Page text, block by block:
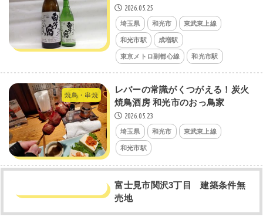
2026.05.25
埼玉県 和光市 東武東上線
和光市駅 成増駅
東京メトロ副都心線 和光市駅
焼鳥・串焼
レバーの常識がくつがえる！炭火
焼鳥酒房 和光市のおっ鳥家
2026.05.23
埼玉県 和光市 東武東上線
和光市駅
富士見市関沢3丁目 建築条件無
売地